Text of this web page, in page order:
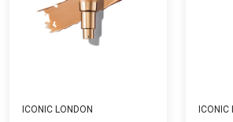
ICONIC LONDON ICONIC